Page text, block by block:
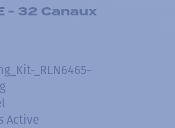
- 32 Canaux
_RLN6465-
Active